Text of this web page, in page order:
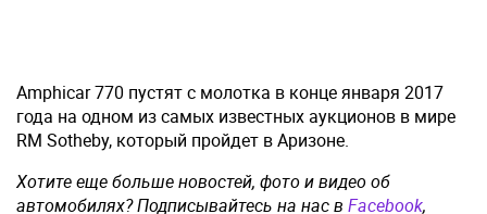
Amphicar 770 пустят с молотка в конце января 2017
года на одном из самых известных аукционов в мире
RM Sotheby, который пройдет в Аризоне.
Хотите еще больше новостей, фото и видео об
автомобилях? Подписывайтесь на нас в Facebook,